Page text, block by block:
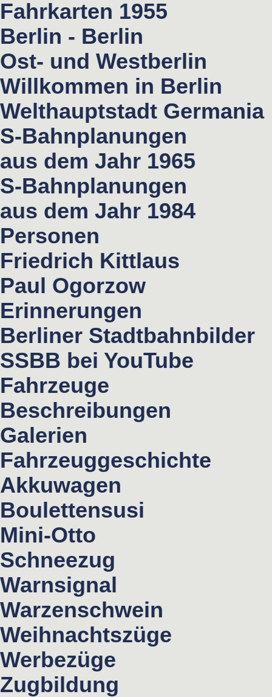
Fahrkarten 1955
Berlin - Berlin
Ost- und Westberlin
Willkommen in Berlin
Welthauptstadt Germania
S-Bahnplanungen
aus dem Jahr 1965
S-Bahnplanungen
aus dem Jahr 1984
Personen
Friedrich Kittlaus
Paul Ogorzow
Erinnerungen
Berliner Stadtbahnbilder
SSBB bei YouTube
Fahrzeuge
Beschreibungen
Galerien
Fahrzeuggeschichte
Akkuwagen
Boulettensusi
Mini-Otto
Schneezug
Warnsignal
Warzenschwein
Weihnachtszüge
Werbezüge
Zugbildung